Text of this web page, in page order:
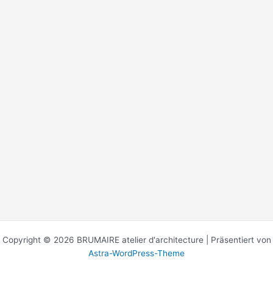
Copyright © 2026 BRUMAIRE atelier d'architecture | Präsentiert von
Astra-WordPress-Theme